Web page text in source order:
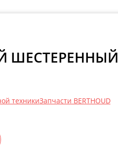
ШЕСТЕРЕННЫЙ
техникиЗапчасти BERTHOUD